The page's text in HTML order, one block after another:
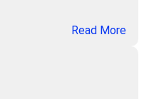
Read More：